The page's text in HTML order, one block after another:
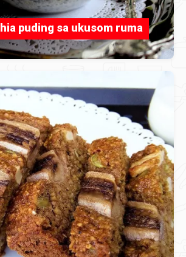
puding sa ukusom ruma